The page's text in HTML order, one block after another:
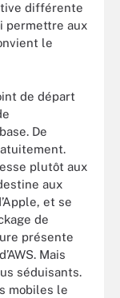
différente
permettre aux
le
de départ
De
plutôt aux
aux
et se
de
présente
Mais
séduisants.
mobiles le